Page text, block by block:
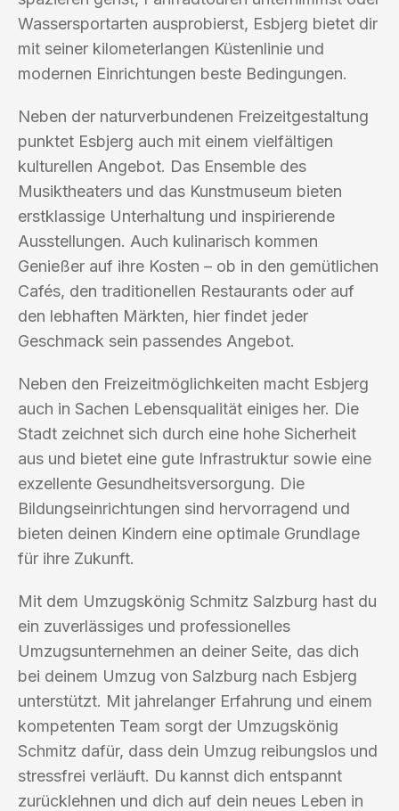
Wassersportarten ausprobierst, Esbjerg bietet dir
mit seiner kilometerlangen Küstenlinie und
modernen Einrichtungen beste Bedingungen.
Neben der naturverbundenen Freizeitgestaltung
punktet Esbjerg auch mit einem vielfältigen
kulturellen Angebot. Das Ensemble des
Musiktheaters und das Kunstmuseum bieten
erstklassige Unterhaltung und inspirierende
Ausstellungen. Auch kulinarisch kommen
Genießer auf ihre Kosten – ob in den gemütlichen
Cafés, den traditionellen Restaurants oder auf
den lebhaften Märkten, hier findet jeder
Geschmack sein passendes Angebot.
Neben den Freizeitmöglichkeiten macht Esbjerg
auch in Sachen Lebensqualität einiges her. Die
Stadt zeichnet sich durch eine hohe Sicherheit
aus und bietet eine gute Infrastruktur sowie eine
exzellente Gesundheitsversorgung. Die
Bildungseinrichtungen sind hervorragend und
bieten deinen Kindern eine optimale Grundlage
für ihre Zukunft.
Mit dem Umzugskönig Schmitz Salzburg hast du
ein zuverlässiges und professionelles
Umzugsunternehmen an deiner Seite, das dich
bei deinem Umzug von Salzburg nach Esbjerg
unterstützt. Mit jahrelanger Erfahrung und einem
kompetenten Team sorgt der Umzugskönig
Schmitz dafür, dass dein Umzug reibungslos und
stressfrei verläuft. Du kannst dich entspannt
zurücklehnen und dich auf dein neues Leben in